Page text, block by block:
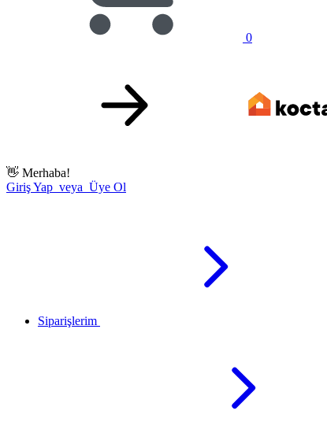
0
👋 Merhaba!
Giriş Yap veya Üye Ol
Siparişlerim